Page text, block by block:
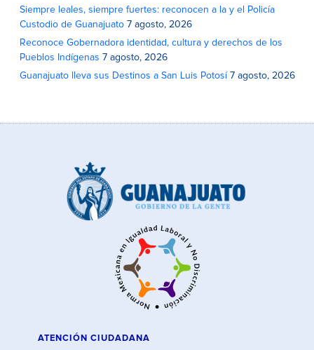
Siempre leales, siempre fuertes: reconocen a la y el Policía
Custodio de Guanajuato 7 agosto, 2026
Reconoce Gobernadora identidad, cultura y derechos de los
Pueblos Indígenas 7 agosto, 2026
Guanajuato lleva sus Destinos a San Luis Potosí 7 agosto, 2026
ATENCIÓN CIUDADANA